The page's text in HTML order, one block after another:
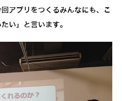
アプリをつくるみんなにも、こ
い」と言います。